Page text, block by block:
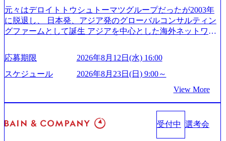
165942_70f09968-1b27-43e6-b849-1cd107c4f488_1200x698.web
p ## 働き方／WLB／待遇 内装8億円超のかっこいいオフィ
スがあり、 働き甲斐のあるランキング、新卒注目ランキン
ため事業創造の自由度が高く、赤字事業でも投資して長期
的な成長を若手に任せられる環境 対面でのコミュニケーシ
ョンメリットを重視するため出社勤務。1日の労働時間平均
ア組織） 2026年8月22日(土) 10:00～最長16:00 2026年8月10
日(月) 16:00 ※応募者が定員を上回る場合は、厳正なる審査
の上参加者を決定させていただきます。ご了承ください。
● 当日の流れ 受付 → 会社説明会 → 面接(会社説明会終了
後、随時ご案内) ※全てリモートにて実施します。 ※参加
rs/corporate/document/women-brochure.pdf#zoom=50) 社員発信
のキャリアブログ (https://www.accenture.com/jp-ja/blogs/japan-
careers-blog) 江川社長が語る「105点経営」 (https://business.ni
kkei.com/atcl/gen/19/00604/021600008/) 規模拡大で成功する理
6218) 大手広告代理店出身者などマーケティングのトップ人
材が集結するワケ (https://markezine.jp/article/detail/45446) エン
ジニアからコンサルタントへ。会社に入って、何が変わっ
た？ (https://www.businessinsider.jp/post-288838) プラダ：ラグ
nture.com/jp-ja/case-studies/song/prada-luxury-product-customizati
on) 大正製薬：ITカーブアウト支援 (https://www.accenture.co
m/jp-ja/case-studies/consulting/taisho-pharmaceutical)（ストラテ
元々はデロイトトウシュトーマツグループだったが2003年
に脱退し、 日本発、アジア発のグローバルコンサルティン
グファームとして誕生 アジアを中心とした海外ネットワー
供している日系最大級の総合コンサルティングファーム
『Build Beyond As One ®.』をブランドメッセージに掲げ、
企業や組織の変革を通じて社会や産業の課題を解決し、未
確実な実現と社会的価値及び経済的価値の追求にも貢献 NE
Cとの戦略的資本提携も実現して、現在はNECのグループ会
シングなどの専門知識と、豊富な経験を持つ約6,000名を超
えるプロフェッショナルを有する 金融、製造、流通、エネ
応募期限
2026年8月12日(水) 16:00
スケジュール
2026年8月23日(日) 9:00～
View More
受付中 選考会